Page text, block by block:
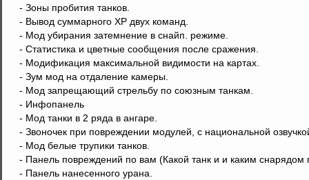
- Зоны пробития танков.
- Вывод суммарного ХР двух команд.
- Мод убирания затемнение в снайп. режиме.
- Статистика и цветные сообщения после сражения.
- Модификация максимальной видимости на картах.
- Зум мод на отдаление камеры.
- Мод запрещающий стрельбу по союзным танкам.
- Инфопанель
- Мод танки в 2 ряда в ангаре.
- Звоночек при повреждении модулей, с национальной
- Мод белые трупики танков.
- Панель повреждений по вам (Какой танк и и каким снарядом
- Панель нанесенного урана.